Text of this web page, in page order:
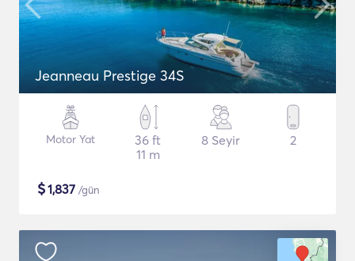
Jeanneau Prestige 34S
Motor Yat
36 ft
11 m
8 Seyir 2
$1,837 /gün